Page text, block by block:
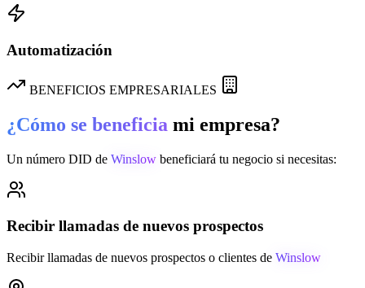
Automatización
BENEFICIOS EMPRESARIALES
¿Cómo se beneficia mi empresa?
Un número DID de Winslow beneficiará tu negocio si necesitas:
Recibir llamadas de nuevos prospectos
Recibir llamadas de nuevos prospectos o clientes de Winslow